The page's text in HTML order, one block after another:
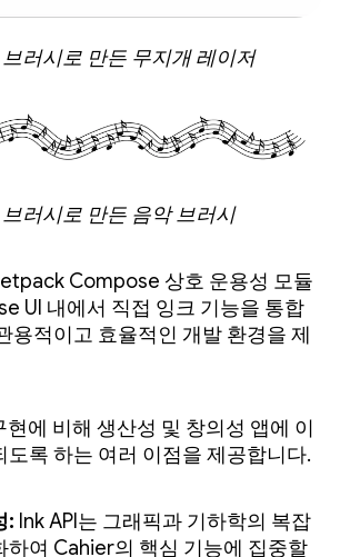
러시로 만든 무지개 레이저
러시로 만든 음악 브러시
Compose 상호 운용성 모듈
UI 내에서 직접 잉크 기능을 통합
용적이고 효율적인 개발 환경을 제
현에 비해 생산성 및 창의성 앱에 이
도록 하는 여러 이점을 제공합니다.
: Ink API는 그래픽과 기하학의 복잡
하여 Cahier의 핵심 기능에 집중할